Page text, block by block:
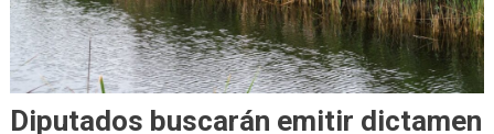
Diputados buscarán emitir dictamen